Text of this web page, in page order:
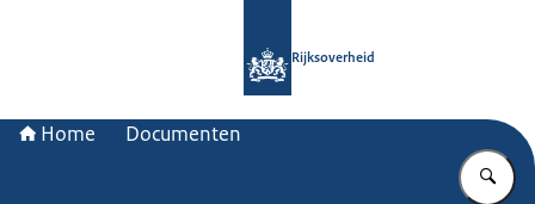
Rijksoverheid
Home Documenten